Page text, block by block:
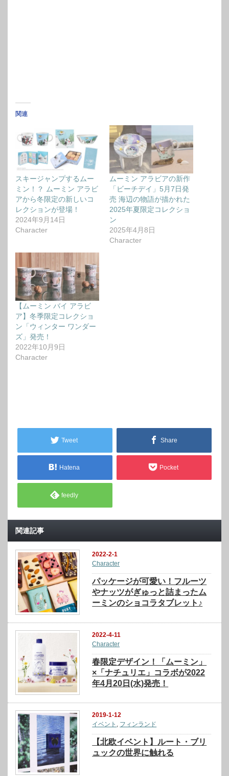
関連
スキージャンプするムー
ミン！？ ムーミン アラビ
アから冬限定の新しいコ
レクションが登場！
2024年9月14日
Character
ムーミン アラビアの新作
「ビーチデイ」5月7日発
売 海辺の物語が描かれた
2025年夏限定コレクショ
ン
2025年4月8日
Character
【ムーミン バイ アラビ
ア】冬季限定コレクショ
ン「ウィンター ワンダー
ズ」発売！
2022年10月9日
Character
Tweet Share
Hatena Pocket
feedly
関連記事
2022-2-1
Character
パッケージが可愛い！フルーツ
やナッツがぎゅっと詰まったム
ーミンのショコラタブレット♪
2022-4-11
Character
春限定デザイン！「ムーミン」
×「ナチュリエ」コラボが2022
年4月20日(水)発売！
2019-1-12
イベント , フィンランド
【北欧イベント】ルート・ブリ
ュックの世界に触れる